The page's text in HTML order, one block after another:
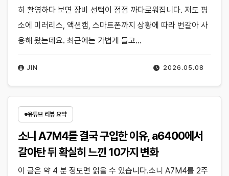
2026.05.08
JIN
히 촬영하다 보면 장비 선택이 점점 까다로워집니다. 저도 평
소에 미러리스, 액션캠, 스마트폰까지 상황에 따라 번갈아 사
용해 왔는데요. 최근에는 가볍게 들고…
유튜브 리뷰 요약
소니 A7M4를 결국 구입한 이유, a6400에서
갈아탄 뒤 확실히 느낀 10가지 변화
이 글은 약 4 분 정도면 읽을 수 있습니다.소니 A7M4를 2주